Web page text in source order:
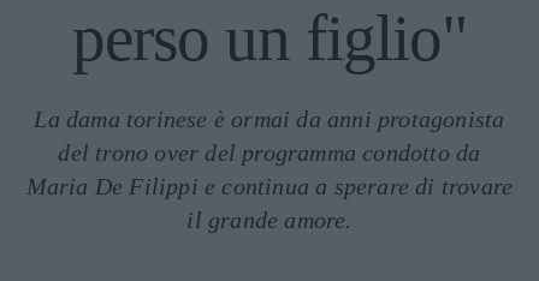
perso un figlio"
La dama torinese è ormai da anni protagonista
del trono over del programma condotto da
Maria De Filippi e continua a sperare di trovare
il grande amore.